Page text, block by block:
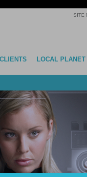
SITE
CLIENTS LOCAL PLANET